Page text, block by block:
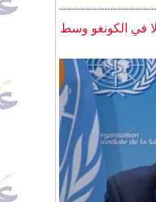
في الكونغو وسط